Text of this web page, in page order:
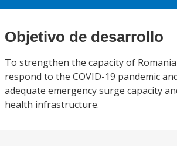
Objetivo de desarrollo
To strengthen the capacity of
respond to the COVID-19 pandemic
adequate emergency surge capacity
health infrastructure.